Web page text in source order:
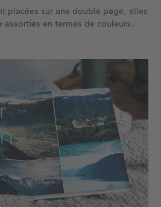
placées sur une double page, elles
en termes de couleurs.